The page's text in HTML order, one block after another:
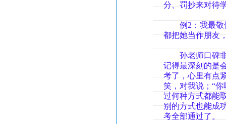
分、罚抄来对待
例2：我最敬佩
都把她当作朋友
孙老师口碑非
记得最深刻的是
考了，心里有点
笑，对我说；“
过何种方式都能
别的方式也能成
考全部通过了。